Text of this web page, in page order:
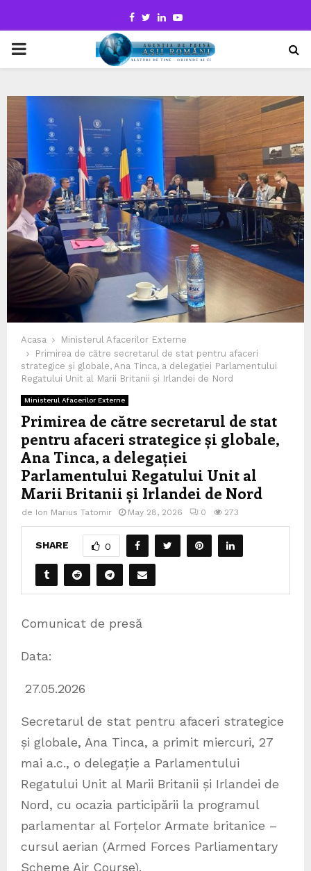
Facebook
TwitterLinkedinYoutube
PRIMARY
Acasa
Ministerul Afacerilor Externe
Primirea de către secretarul de stat pentru afaceri
strategice și globale, Ana Tinca, a delegației Parlamentului
Regatului Unit al Marii Britanii și Irlandei de Nord
Ministerul Afacerilor Externe
Primirea de către secretarul de stat
pentru afaceri strategice și globale,
Ana Tinca, a delegației
Parlamentului Regatului Unit al
Marii Britanii și Irlandei de Nord
de Ion Marius Tatomir May 28, 2026 0 273
SHARE 0
Comunicat de presă
Data:
27.05.2026
Secretarul de stat pentru afaceri strategice
și globale, Ana Tinca, a primit miercuri, 27
mai a.c., o delegație a Parlamentului
Regatului Unit al Marii Britanii și Irlandei de
Nord, cu ocazia participării la programul
parlamentar al Forțelor Armate britanice –
cursul aerian (Armed Forces Parliamentary
Scheme Air Course).